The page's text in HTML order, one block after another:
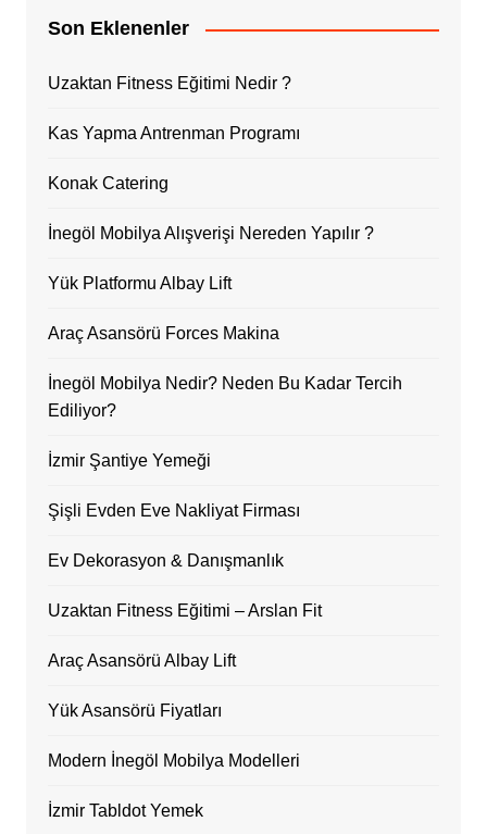
Son Eklenenler
Uzaktan Fitness Eğitimi Nedir ?
Kas Yapma Antrenman Programı
Konak Catering
İnegöl Mobilya Alışverişi Nereden Yapılır ?
Yük Platformu Albay Lift
Araç Asansörü Forces Makina
İnegöl Mobilya Nedir? Neden Bu Kadar Tercih
Ediliyor?
İzmir Şantiye Yemeği
Şişli Evden Eve Nakliyat Firması
Ev Dekorasyon & Danışmanlık
Uzaktan Fitness Eğitimi – Arslan Fit
Araç Asansörü Albay Lift
Yük Asansörü Fiyatları
Modern İnegöl Mobilya Modelleri
İzmir Tabldot Yemek